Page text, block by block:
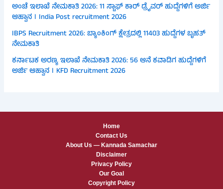
ಅಂಚೆ ಇಲಾಖೆ ನೇಮಕಾತಿ 2026: 11 ಸ್ಟಾಫ್ ಕಾರ್ ಡ್ರೈವರ್ ಹುದ್ದೆಗಳಿಗೆ ಅರ್ಜಿ
ಆಹ್ವಾನ । India Post recruitment 2026
IBPS Recruitment 2026: ಬ್ಯಾಂಕಿಂಗ್ ಕ್ಷೇತ್ರದಲ್ಲಿ 11403 ಹುದ್ದೆಗಳ ಬೃಹತ್
ನೇಮಕಾತಿ
ಕರ್ನಾಟಕ ಅರಣ್ಯ ಇಲಾಖೆ ನೇಮಕಾತಿ 2026: 56 ಆನೆ ಕವಾಡಿಗ ಹುದ್ದೆಗಳಿಗೆ
ಅರ್ಜಿ ಆಹ್ವಾನ । KFD Recruitment 2026
Home
Contact Us
About Us — Kannada Samachar
Disclaimer
Privacy Policy
Our Goal
Copyright Policy